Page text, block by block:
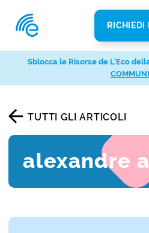
RICHIEDI
TUTTI GLI ARTICOLI
alexandre
Sblocca le Risorse de L’Eco